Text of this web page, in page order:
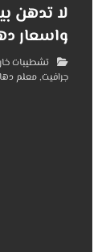
لا تدهن
واسعار
تشطيبات
جرافيت,معلم